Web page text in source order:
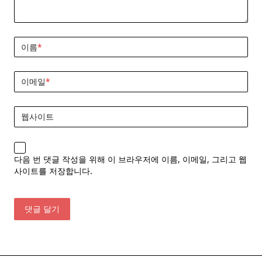
이름*
이메일*
웹사이트
다음 번 댓글 작성을 위해 이 브라우저에 이름, 이메일, 그리고 웹
사이트를 저장합니다.